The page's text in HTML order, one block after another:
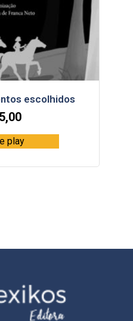
escolhidos
play